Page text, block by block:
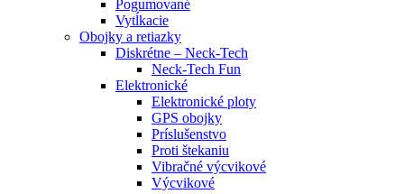
Pogumované
Vytĺkacie
Obojky a retiazky
Diskrétne – Neck-Tech
Neck-Tech Fun
Elektronické
Elektronické ploty
GPS obojky
Príslušenstvo
Proti štekaniu
Vibračné výcvikové
Výcvikové